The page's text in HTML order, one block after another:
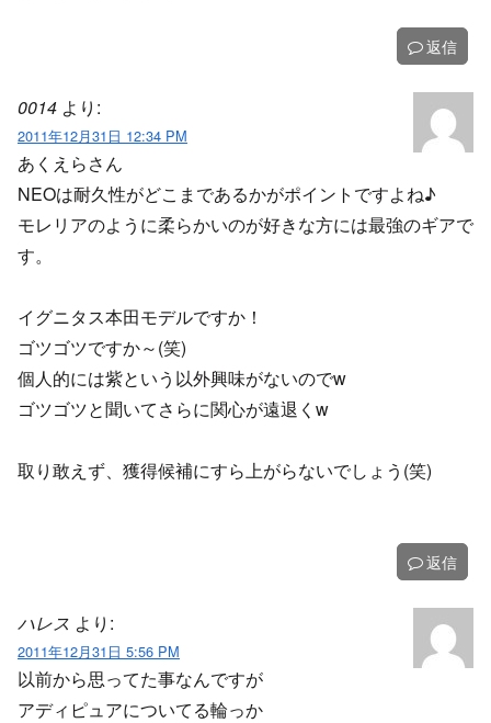
返信
0014 より:
2011年12月31日 12:34 PM
あくえらさん
NEOは耐久性がどこまであるかがポイントですよね♪
モレリアのように柔らかいのが好きな方には最強のギアで
す。
イグニタス本田モデルですか！
ゴツゴツですか～(笑)
個人的には紫という以外興味がないのでw
ゴツゴツと聞いてさらに関心が遠退くw
取り敢えず、獲得候補にすら上がらないでしょう(笑)
返信
ハレス より:
2011年12月31日 5:56 PM
以前から思ってた事なんですが
アディピュアについてる輪っか